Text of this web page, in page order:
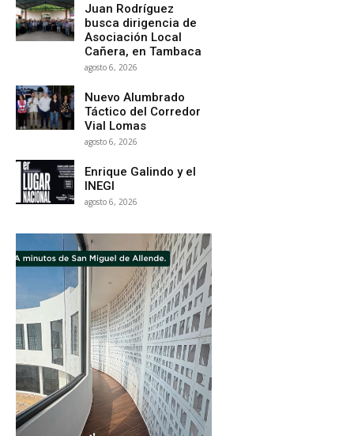
Juan Rodríguez
busca dirigencia de
Asociación Local
Cañera, en Tambaca
agosto 6, 2026
Nuevo Alumbrado
Táctico del Corredor
Vial Lomas
agosto 6, 2026
Enrique Galindo y el
INEGI
agosto 6, 2026